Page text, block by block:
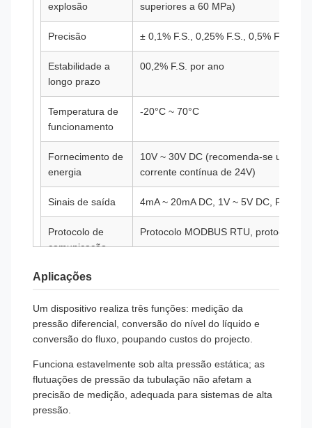
explosão
superiores a 60 MPa)
Precisão ± 0,1% F.S., 0,25% F.S., 0,5% F.S.
Estabilidade a
longo prazo
00,2% F.S. por ano
Temperatura de
funcionamento
-20°C ~ 70°C
Fornecimento de
energia
10V ~ 30V DC (recomenda-se uma
corrente contínua de 24V)
Sinais de saída 4mA ~ 20mA DC, 1V ~ 5V DC,
Protocolo de
comunicação
Protocolo MODBUS RTU, protocolo
Interface elétrica
Nível de
protecção
IP65, IP68
Classificação à
prova de
explosão
Ex ia IIC T4 Ga, Ex d IIC T6 Gb, Ex tD
Aplicações
Um dispositivo realiza três funções: medição da
pressão diferencial, conversão do nível do líquido e
conversão do fluxo, poupando custos do projecto.
Funciona estavelmente sob alta pressão estática; as
flutuações de pressão da tubulação não afetam a
precisão de medição, adequada para sistemas de alta
pressão.